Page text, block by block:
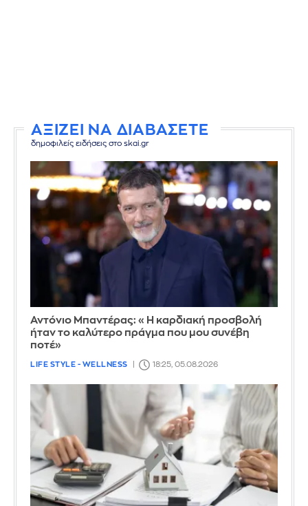
ΑΞΙΖΕΙ ΝΑ ΔΙΑΒΑΣΕΤΕ
δημοφιλείς ειδήσεις στο skai.gr
Αντόνιο Μπαντέρας: «Η καρδιακή προσβολή
ήταν το καλύτερο πράγμα που μου συνέβη
ποτέ»
LIFE STYLE - WELLNESS 18:25, 05.08.2026